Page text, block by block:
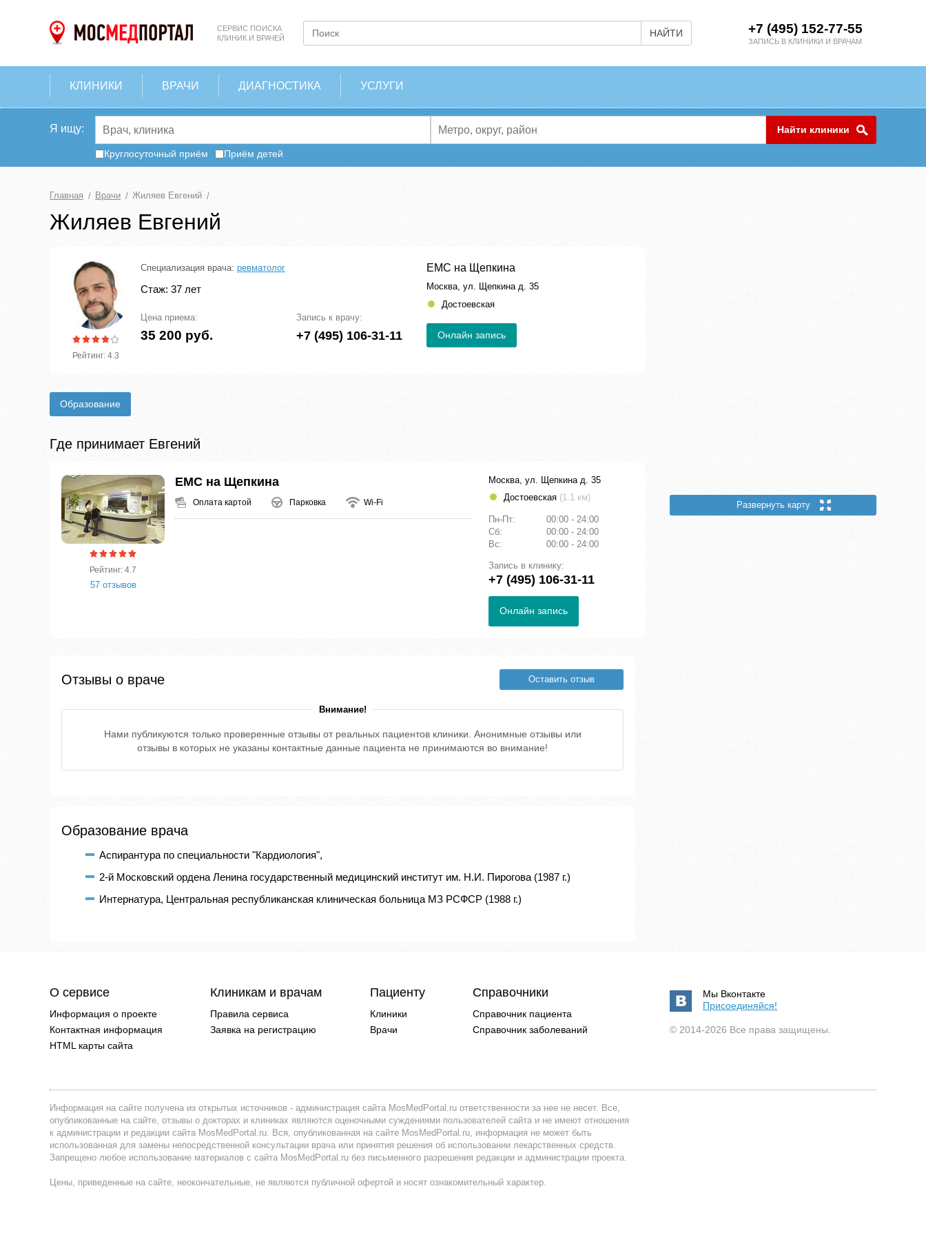
СЕРВИС ПОИСКА
КЛИНИК И ВРАЧЕЙ
НАЙТИ +7 (495) 152-77-55
ЗАПИСЬ В КЛИНИКИ И ВРАЧАМ
КЛИНИКИ ВРАЧИ ДИАГНОСТИКА УСЛУГИ
Я ищу: Найти клиники
Круглосуточный приём Приём детей
Главная Врачи Жиляев Евгений
Жиляев Евгений
Рейтинг: 4.3
Специализация врача: ревматолог
Стаж: 37 лет
Цена приема:
35 200 руб.
Запись к врачу:
+7 (495) 106-31-11
ЕМС на Щепкина
Москва, ул. Щепкина д. 35
Достоевская
Онлайн запись
Образование
Где принимает Евгений
Рейтинг: 4.7
57 отзывов
ЕМС на Щепкина
Оплата картой Парковка Wi-Fi
Москва, ул. Щепкина д. 35
Достоевская (1.1 км)
Пн-Пт:
00:00 - 24:00
Сб:
00:00 - 24:00
Вс:
00:00 - 24:00
Запись в клинику:
+7 (495) 106-31-11
Онлайн запись
Отзывы о враче Оставить отзыв
Внимание!
Нами публикуются только проверенные отзывы от реальных пациентов клиники. Анонимные отзывы или
отзывы в которых не указаны контактные данные пациента не принимаются во внимание!
Образование врача
Аспирантура по специальности "Кардиология",
2-й Московский ордена Ленина государственный медицинский институт им. Н.И. Пирогова (1987 г.)
Интернатура, Центральная республиканская клиническая больница МЗ РСФСР (1988 г.)
Развернуть карту
О сервисе
Информация о проекте
Контактная информация
HTML карты сайта
Клиникам и врачам
Правила сервиса
Заявка на регистрацию
Пациенту
Клиники
Врачи
Справочники
Справочник пациента
Справочник заболеваний
Мы Вконтакте
Присоединяйся!
© 2014-2026 Все права защищены.
Информация на сайте получена из открытых источников - администрация сайта MosMedPortal.ru ответственности за нее не несет. Все,
опубликованные на сайте, отзывы о докторах и клиниках являются оценочными суждениями пользователей сайта и не имеют отношения
к администрации и редакции сайта MosMedPortal.ru. Вся, опубликованная на сайте MosMedPortal.ru, информация не может быть
использованная для замены непосредственной консультации врача или принятия решения об использовании лекарственных средств.
Запрещено любое использование материалов с сайта MosMedPortal.ru без письменного разрешения редакции и администрации проекта.
Цены, приведенные на сайте, неокончательные, не являются публичной офертой и носят ознакомительный характер.